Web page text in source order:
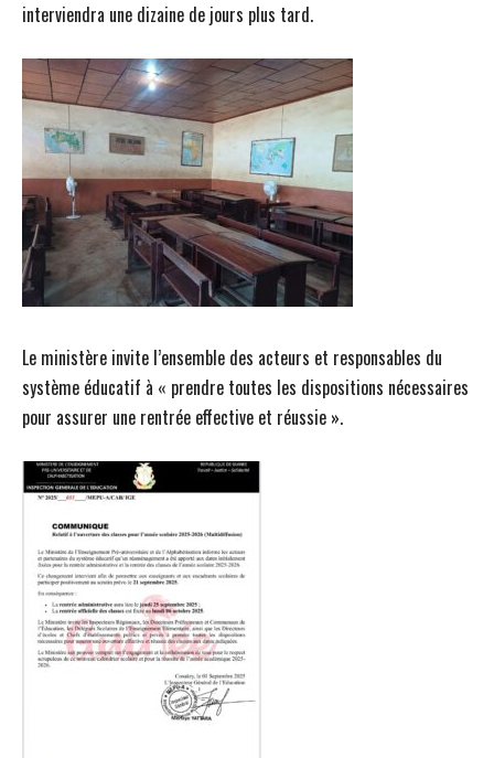
interviendra une dizaine de jours plus tard.
Le ministère invite l’ensemble des acteurs et responsables du
système éducatif à « prendre toutes les dispositions nécessaires
pour assurer une rentrée effective et réussie ».